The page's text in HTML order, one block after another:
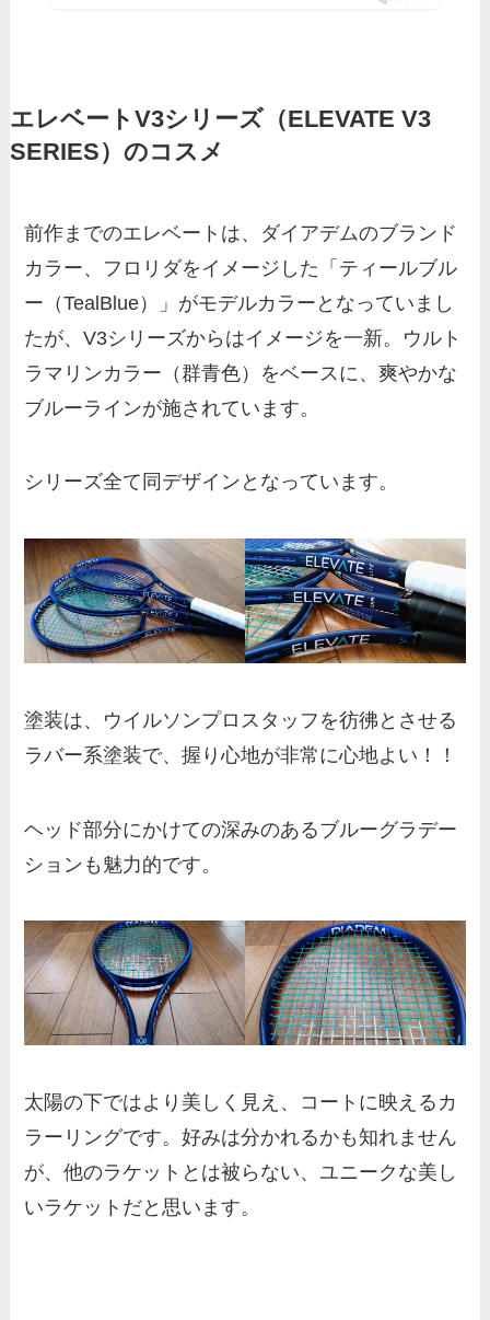
エレベートV3シリーズ（ELEVATE V3
SERIES）のコスメ
前作までのエレベートは、ダイアデムのブランド
カラー、フロリダをイメージした「ティールブル
ー（TealBlue）」がモデルカラーとなっていまし
たが、V3シリーズからはイメージを一新。ウルト
ラマリンカラー（群青色）をベースに、爽やかな
ブルーラインが施されています。
シリーズ全て同デザインとなっています。
塗装は、ウイルソンプロスタッフを彷彿とさせる
ラバー系塗装で、握り心地が非常に心地よい！！
ヘッド部分にかけての深みのあるブルーグラデー
ションも魅力的です。
太陽の下ではより美しく見え、コートに映えるカ
ラーリングです。好みは分かれるかも知れません
が、他のラケットとは被らない、ユニークな美し
いラケットだと思います。